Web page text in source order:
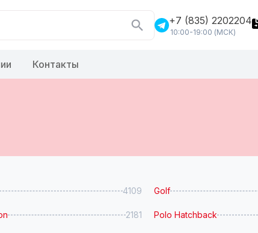
+7 (835) 2202204
10:00-19:00 (МСК)
Контакты
4109 Golf
2181 Polo Hatchback